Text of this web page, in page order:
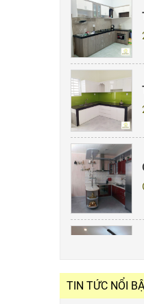
TIN TỨC NỔI